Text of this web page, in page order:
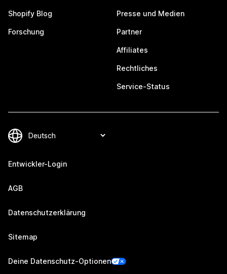
Shopify Blog
Forschung
Presse und Medien
Partner
Affiliates
Rechtliches
Service-Status
Entwickler-Login
AGB
Datenschutzerklärung
Sitemap
Deine Datenschutz-Optionen